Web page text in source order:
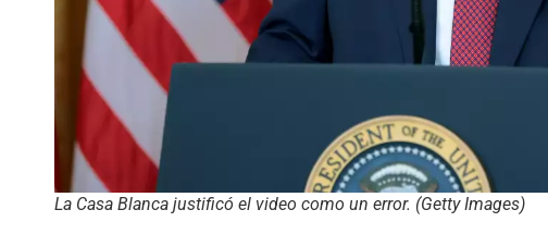
La Casa Blanca justificó el video como un error. (Getty Images)